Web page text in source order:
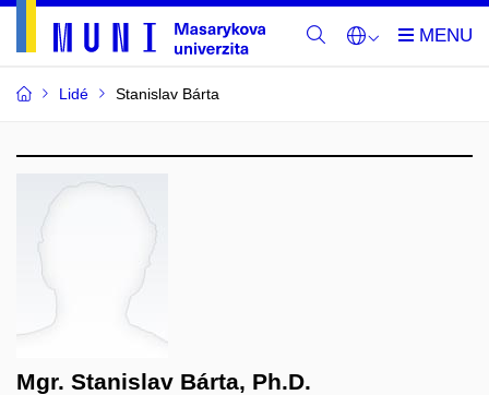
Lidé Stanislav Bárta
Mgr. Stanislav Bárta, Ph.D.